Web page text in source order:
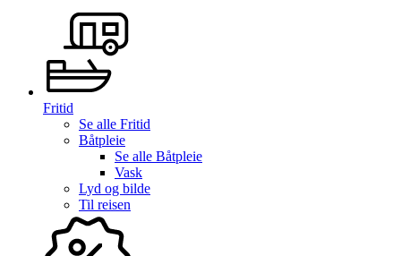
Fritid
Se alle Fritid
Båtpleie
Se alle Båtpleie
Vask
Lyd og bilde
Til reisen